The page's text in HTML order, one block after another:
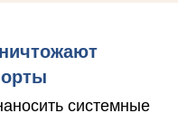
системные